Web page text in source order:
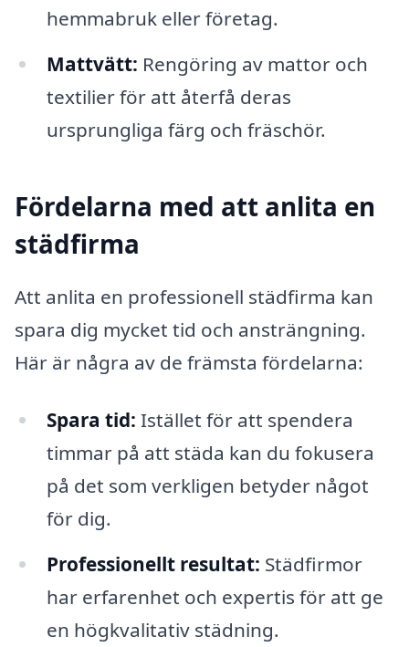
hemmabruk eller företag.
Mattvätt: Rengöring av mattor och
textilier för att återfå deras
ursprungliga färg och fräschör.
Fördelarna med att anlita en
städfirma
Att anlita en professionell städfirma kan
spara dig mycket tid och ansträngning.
Här är några av de främsta fördelarna:
Spara tid: Istället för att spendera
timmar på att städa kan du fokusera
på det som verkligen betyder något
för dig.
Professionellt resultat: Städfirmor
har erfarenhet och expertis för att ge
en högkvalitativ städning.